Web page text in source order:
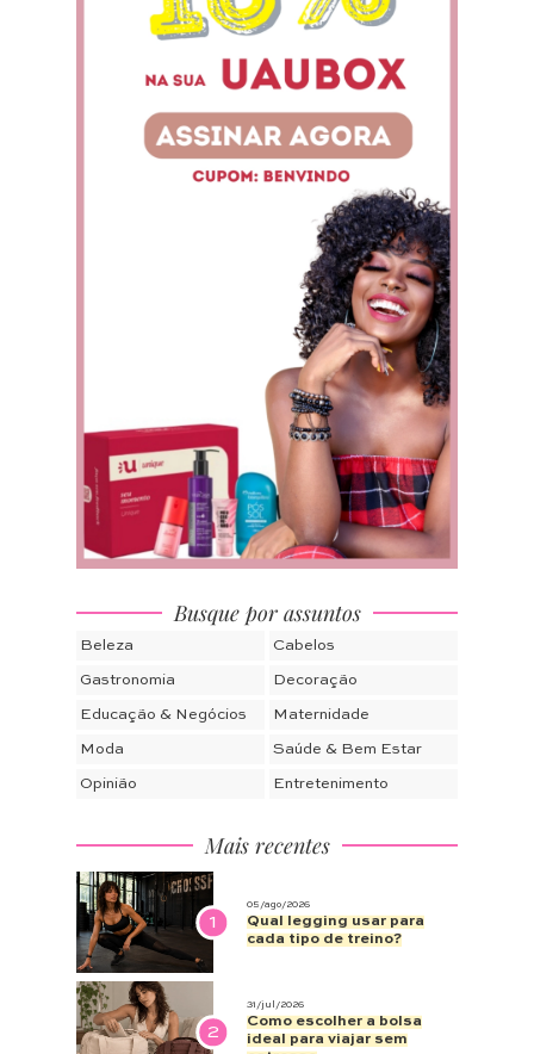
Busque por assuntos
Beleza Cabelos
Gastronomia Decoração
Educação & Negócios Maternidade
Moda Saúde & Bem Estar
Opinião Entretenimento
Mais recentes
1
05/ago/2026
Qual legging usar para
cada tipo de treino?
2
31/jul/2026
Como escolher a bolsa
ideal para viajar sem